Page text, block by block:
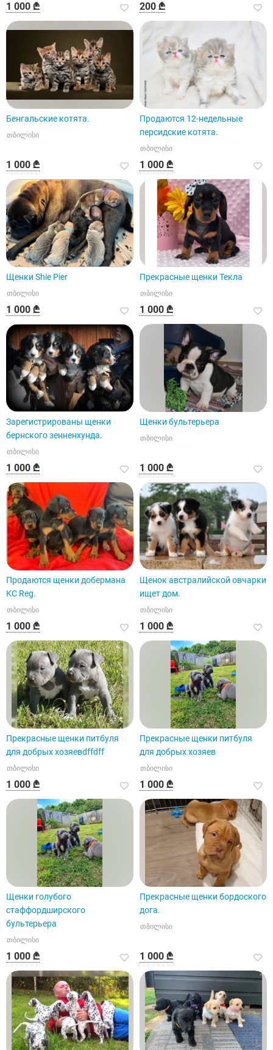
1 000 ₾ 200 ₾
Бенгальские котята.
თბილისი
1 000 ₾
Продаются 12-недельные
персидские котята.
თბილისი
1 000 ₾
Щенки Shie Pier
თბილისი
1 000 ₾
Прекрасные щенки Текла
თბილისი
1 000 ₾
Зарегистрированы щенки
бернского зенненхунда.
თბილისი
1 000 ₾
Щенки бультерьера
თბილისი
1 000 ₾
Продаются щенки добермана
KC Reg.
თბილისი
1 000 ₾
Щенок австралийской овчарки
ищет дом.
თბილისი
1 000 ₾
Прекрасные щенки питбуля
для добрых хозяевdffdff
თბილისი
1 000 ₾
Прекрасные щенки питбуля
для добрых хозяев
თბილისი
1 000 ₾
Щенки голубого
стаффордширского
бультерьера
თბილისი
1 000 ₾
Прекрасные щенки бордоского
дога.
თბილისი
1 000 ₾